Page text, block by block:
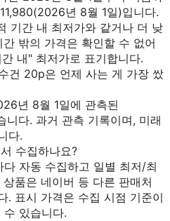
년 8월 1일)입니다.
기간 내 최저가와 같거나 더 낮
밖의 가격은 확인할 수 없어
내" 최저가로 표기합니다.
건 20p은 언제 사는 게 가장 쌌
년 8월 1일에 관측된
다. 과거 관측 기록이며, 미래
다.
수집하나요?
자동 수집하고 일별 최저/최
품은 네이버 등 다른 판매처
. 표시 가격은 수집 시점 기준이
있습니다.